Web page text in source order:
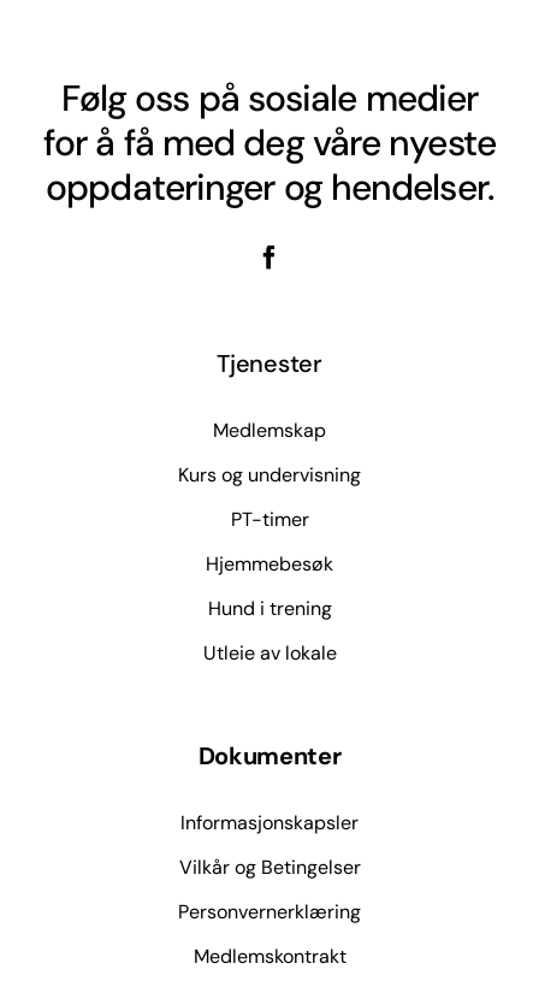
Følg oss på sosiale medier
for å få med deg våre nyeste
oppdateringer og hendelser.
Tjenester
Medlemskap
Kurs og undervisning
PT-timer
Hjemmebesøk
Hund i trening
Utleie av lokale
Dokumenter
Informasjonskapsler
Vilkår og Betingelser
Personvernerklæring
Medlemskontrakt